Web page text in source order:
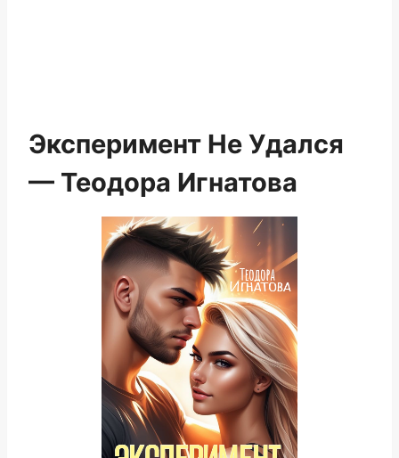
Эксперимент Не Удался
— Теодора Игнатова